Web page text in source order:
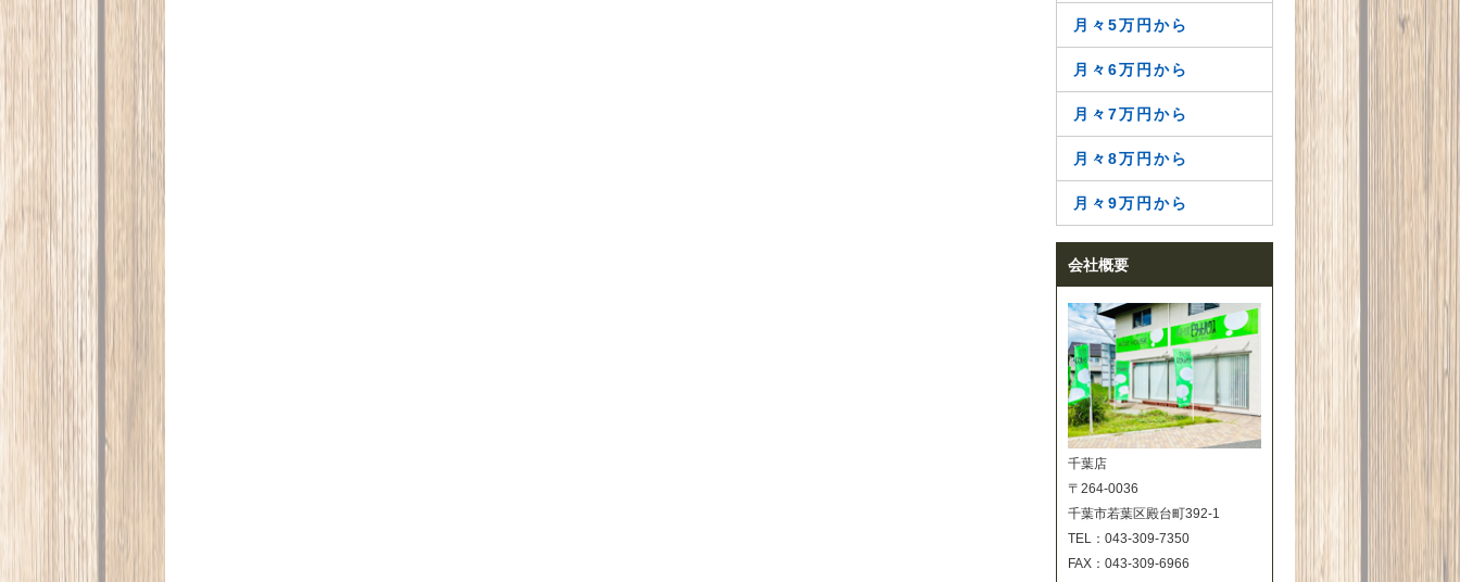
月々5万円から
月々6万円から
月々7万円から
月々8万円から
月々9万円から
会社概要
千葉店
〒264-0036
千葉市若葉区殿台町392-1
TEL：043-309-7350
FAX：043-309-6966